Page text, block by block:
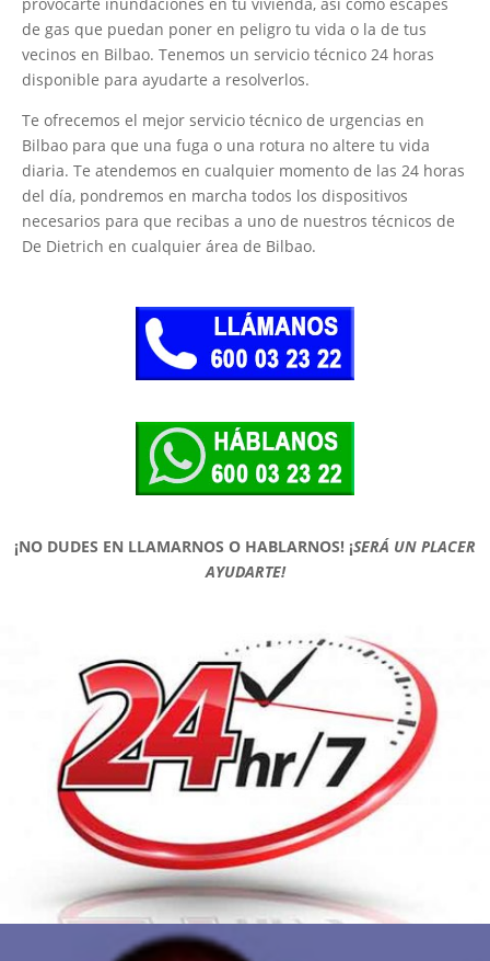
de gas que puedan poner en peligro tu vida o la de tus
vecinos en Bilbao. Tenemos un servicio técnico 24 horas
disponible para ayudarte a resolverlos.
Te ofrecemos el mejor servicio técnico de urgencias en
Bilbao para que una fuga o una rotura no altere tu vida
diaria. Te atendemos en cualquier momento de las 24 horas
del día, pondremos en marcha todos los dispositivos
necesarios para que recibas a uno de nuestros técnicos de
De Dietrich en cualquier área de Bilbao.
¡NO DUDES EN LLAMARNOS O HABLARNOS! ¡SERÁ UN PLACER
AYUDARTE!